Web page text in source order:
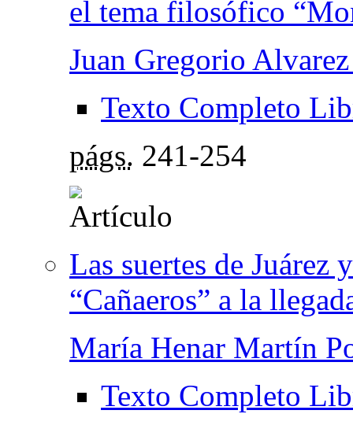
el tema filosófico
Juan Gregorio
Texto Completo
págs. 241-254
Las suertes de Juárez
“Cañaeros” a la
María Henar Martín
Texto Completo